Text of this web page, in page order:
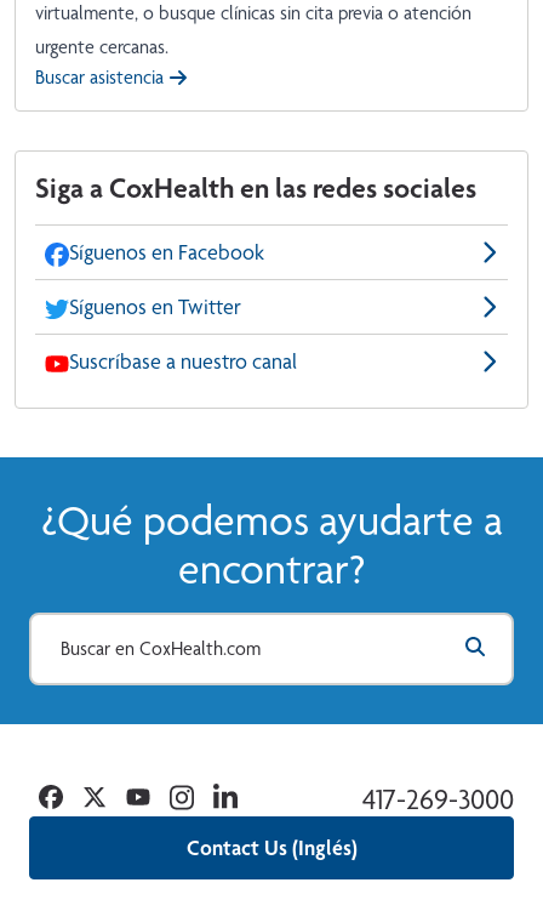
virtualmente, o busque clínicas sin cita previa o atención
urgente cercanas.
Buscar asistencia
Siga a CoxHealth en las redes sociales
Síguenos en Facebook
Síguenos en Twitter
Suscríbase a nuestro canal
¿Qué podemos ayudarte a
encontrar?
Contact Us (Inglés)
417-269-3000
Facebook
TwitterYouTubeInstagramLinkedin